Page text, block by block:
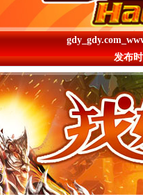
发布